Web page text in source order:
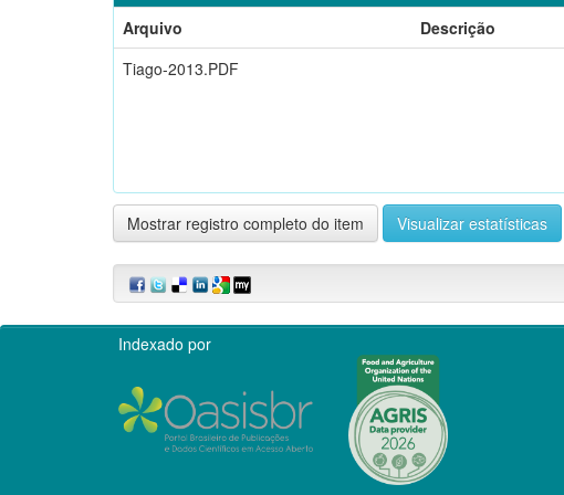
Arquivo Descrição
Tiago-2013.PDF
Mostrar registro completo do item Visualizar estatísticas
Indexado por